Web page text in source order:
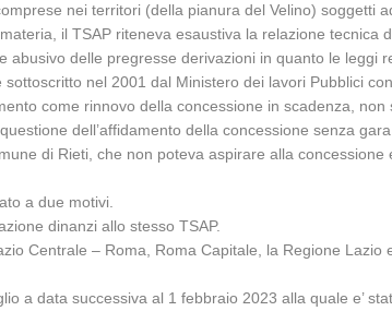
nei territori (della pianura del Velino) soggetti
il TSAP riteneva esaustiva la relazione tecnica
delle pregresse derivazioni in quanto le leggi
nel 2001 dal Ministero dei lavori Pubblici
come rinnovo della concessione in scadenza,
dell’affidamento della concessione senza
di Rieti, che non poteva aspirare alla
a due motivi.
dinanzi allo stesso TSAP.
Centrale – Roma, Roma Capitale, la Regione Lazio
a data successiva al 1 febbraio 2023 alla quale e’